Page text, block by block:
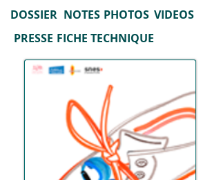
DOSSIER NOTES PHOTOS VIDEOS
PRESSE FICHE TECHNIQUE